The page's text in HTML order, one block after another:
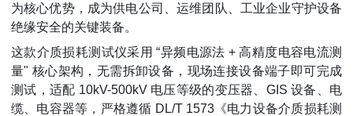
为核心优势，成为供电公司、运维团队、工业企业守护设备
绝缘安全的关键装备。
这款介质损耗测试仪采用 “异频电源法 + 高精度电容电流测
量" 核心架构，无需拆卸设备，现场连接设备端子即可完成
测试，适配 10kV-500kV 电压等级的变压器、GIS 设备、电
缆、电容器等，严格遵循 DL/T 1573《电力设备介质损耗测